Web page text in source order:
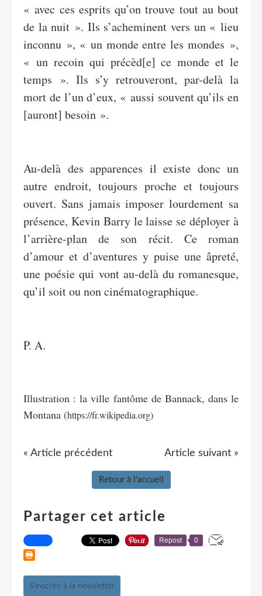
« avec ces esprits qu’on trouve tout au bout
de la nuit ». Ils s’acheminent vers un « lieu
inconnu », « un monde entre les mondes »,
« un recoin qui précèd[e] ce monde et le
temps ». Ils s’y retrouveront, par-delà la
mort de l’un d’eux, « aussi souvent qu’ils en
[auront] besoin ».
Au-delà des apparences il existe donc un
autre endroit, toujours proche et toujours
ouvert. Sans jamais imposer lourdement sa
présence, Kevin Barry le laisse se déployer à
l’arrière-plan de son récit. Ce roman
d’amour et d’aventures y puise une âpreté,
une poésie qui vont au-delà du romanesque,
qu’il soit ou non cinématographique.
P. A.
Illustration : la ville fantôme de Bannack, dans le
Montana (https://fr.wikipedia.org)
« Article précédent Article suivant »
Retour à l'accueil
Partager cet article
Repost 0
S'inscrire à la newsletter